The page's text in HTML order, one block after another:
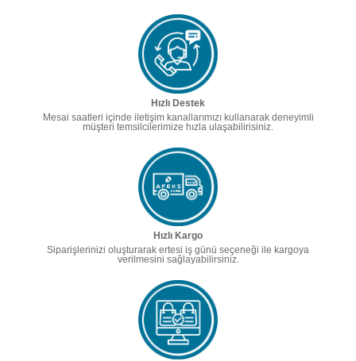
Hızlı Destek
Mesai saatleri içinde iletişim kanallarımızı kullanarak deneyimli
müşteri temsilcilerimize hızla ulaşabilirisiniz.
Hızlı Kargo
Siparişlerinizi oluşturarak ertesi iş günü seçeneği ile kargoya
verilmesini sağlayabilirsiniz.